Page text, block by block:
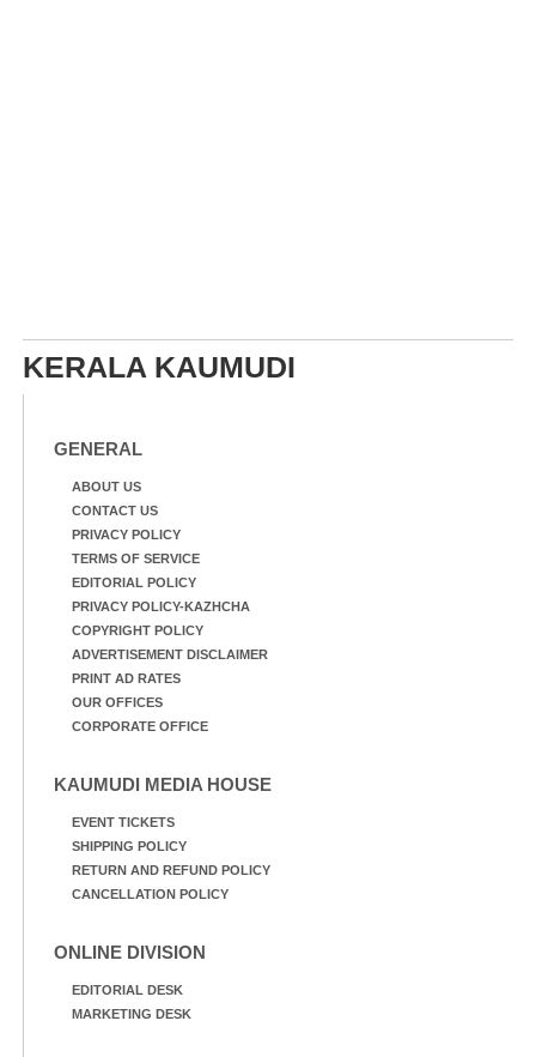
KERALA KAUMUDI
GENERAL
ABOUT US
CONTACT US
PRIVACY POLICY
TERMS OF SERVICE
EDITORIAL POLICY
PRIVACY POLICY-KAZHCHA
COPYRIGHT POLICY
ADVERTISEMENT DISCLAIMER
PRINT AD RATES
OUR OFFICES
CORPORATE OFFICE
KAUMUDI MEDIA HOUSE
EVENT TICKETS
SHIPPING POLICY
RETURN AND REFUND POLICY
CANCELLATION POLICY
ONLINE DIVISION
EDITORIAL DESK
MARKETING DESK